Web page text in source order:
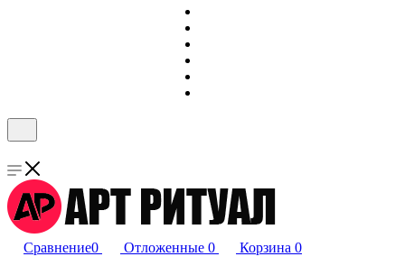
Сравнение0 Отложенные 0 Корзина 0